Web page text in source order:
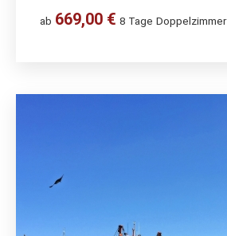
ab 669,00 € 8 Tage Doppelzimmer